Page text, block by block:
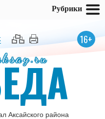
16+
Аксайского района
Рубрики